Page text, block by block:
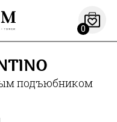
0
подъюбником